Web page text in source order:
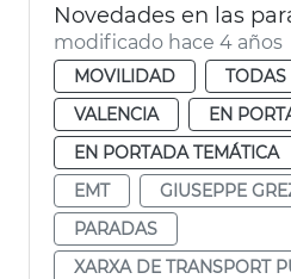
Novedades en las
modificado hace 4 años
MOVILIDAD
TODAS
VALENCIA
EN
EN PORTADA TEMÁTICA
EMT
GIUSEPPE
PARADAS
XARXA DE TRANSPORT